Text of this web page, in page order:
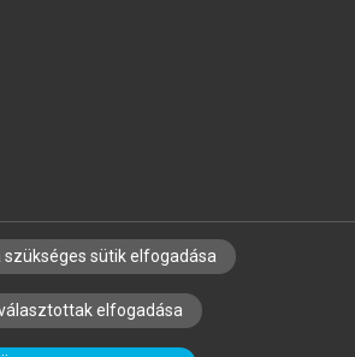
CÉGEKNEK KÖNYVTÁROSOKNAK
ÉS LEKTORÁLÁSI ALAPELVEK
szükséges sütik elfogadása
elfogadása